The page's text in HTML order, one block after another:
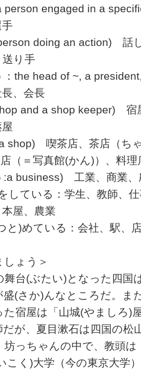
person engaged in a
doing an action) 話
り手
：the head of ~, a
、会長
and a shop keeper) 宿
shop) 喫茶店、茶店（ち
（＝写真館(かん)）、料理
:a business) 工業、商業、
している：学生、教師、
屋、農業
と)めている：会社、駅、
しょう＞
舞台(ぶたい)となった四国
盛(さか)んなところだ。ま
た宿屋は「山城(やましろ)
だが、夏目漱石は四国の松
坊っちゃんの中で、教頭は
こく)大学（今の東京大学